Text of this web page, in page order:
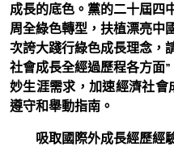
成長的底色。黨的二十屆四
周全綠色轉型，扶植漂亮中
次誇大踐行綠色成長理念，
社會成長全經過歷程各方面
妙生涯需求，加速經濟社
遵守和舉動指南。
吸取國際外成長經歷經